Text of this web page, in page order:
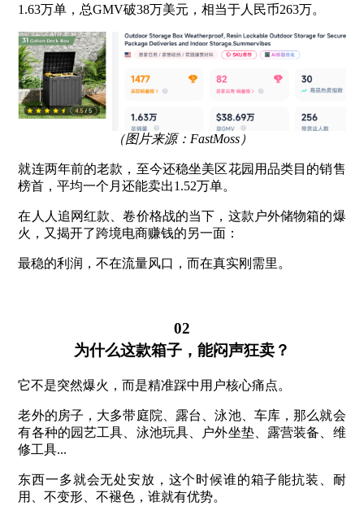
1.63万单，总GMV破38万美元，相当于人民币263万。
（图片来源：FastMoss）
就连两年前的老款，至今还稳坐美区花园用品类目的销售
榜首，平均一个月还能卖出1.52万单。
在人人追网红款、卷价格战的当下，这款户外储物箱的爆
火，又揭开了跨境电商赚钱的另一面：
最稳的利润，不在流量风口，而在真实刚需里。
02
为什么这款箱子，能闷声狂卖？
它不是突然爆火，而是精准踩中用户核心痛点。
老外的房子，大多带庭院、露台、泳池、车库，那么就会
有各种的园艺工具、泳池玩具、户外坐垫、露营装备、维
修工具...
东西一多就会无处安放，这个时候谁的箱子能抗装、耐
用、不变形、不褪色，谁就有优势。